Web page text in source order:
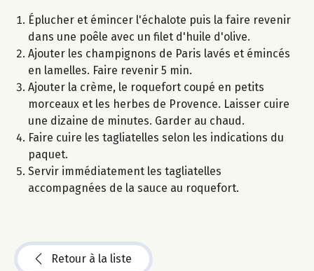
Éplucher et émincer l'échalote puis la faire revenir
dans une poêle avec un filet d'huile d'olive.
Ajouter les champignons de Paris lavés et émincés
en lamelles. Faire revenir 5 min.
Ajouter la crème, le roquefort coupé en petits
morceaux et les herbes de Provence. Laisser cuire
une dizaine de minutes. Garder au chaud.
Faire cuire les tagliatelles selon les indications du
paquet.
Servir immédiatement les tagliatelles
accompagnées de la sauce au roquefort.
Retour à la liste